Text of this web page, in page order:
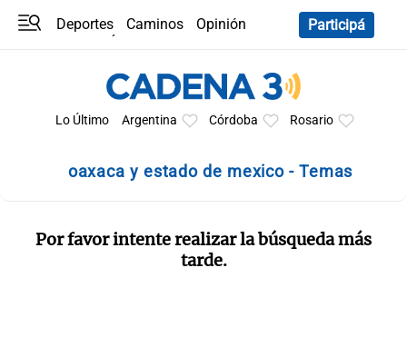
Deportes Caminos
Opinión
Participá
Lo Último Argentina Córdoba Rosario
oaxaca y estado de mexico - Temas
Por favor intente realizar la búsqueda más
tarde.